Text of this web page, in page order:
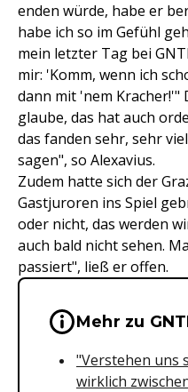
enden würde, habe er
habe ich so im Gefühl
mein letzter Tag bei
mir: 'Komm, wenn ich
dann mit 'nem Kracher!'"
glaube, das hat auch
das fanden sehr, sehr
sagen", so Alexavius.
Zudem hatte sich der
Gastjuroren ins Spiel
oder nicht, das werden
auch bald nicht sehen.
passiert", ließ er offen.
Wichtige
Mehr zu
"Verstehen uns
wirklich